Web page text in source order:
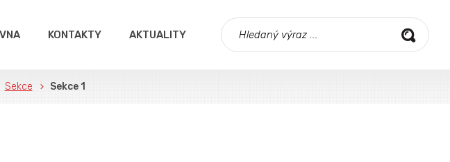
KONTAKTY AKTUALITY
Sekce Sekce 1